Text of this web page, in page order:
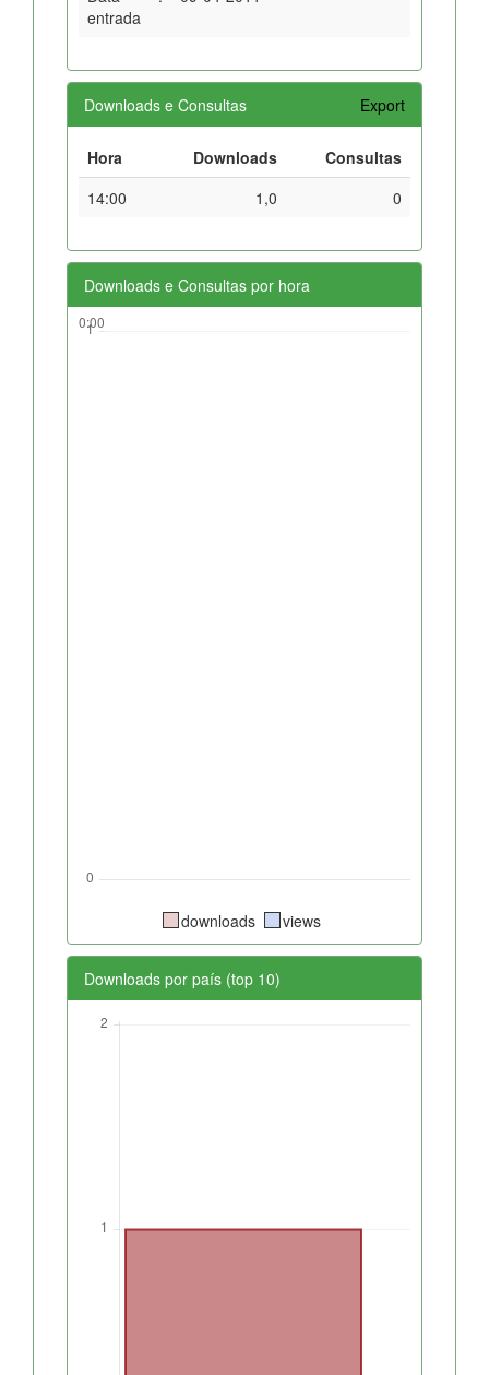
entrada
Downloads e Consultas Export
Hora Downloads
Consultas
14:00
1,0 0
Downloads e Consultas por hora
downloads views
Downloads por país (top 10)